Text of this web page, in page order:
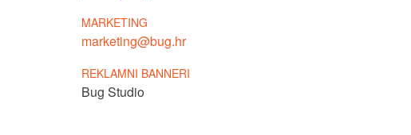
MARKETING
marketing@bug.hr
REKLAMNI BANNERI
Bug Studio